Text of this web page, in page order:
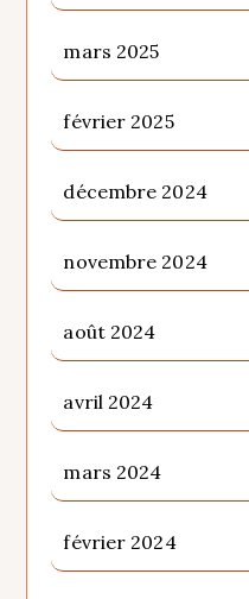
mars 2025
février 2025
décembre 2024
novembre 2024
août 2024
avril 2024
mars 2024
février 2024